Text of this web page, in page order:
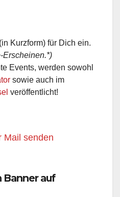
Kurzform) für Dich ein.
Events, werden sowohl
sowie auch im
veröffentlicht!
Mail senden
Banner auf